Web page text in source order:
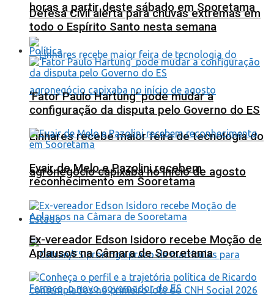
horas a partir deste sábado em Sooretama
Linhares recebe maior feira de tecnologia do
agronegócio capixaba no início de agosto
Estado
Defesa Civil alerta para chuvas extremas em
todo o Espírito Santo nesta semana
Política
‘Fator Paulo Hartung’ pode mudar a
configuração da disputa pelo Governo do ES
Evair de Melo e Pazolini recebem
reconhecimento em Sooretama
Ex-vereador Edson Isidoro recebe Moção de
Aplausos na Câmara de Sooretama